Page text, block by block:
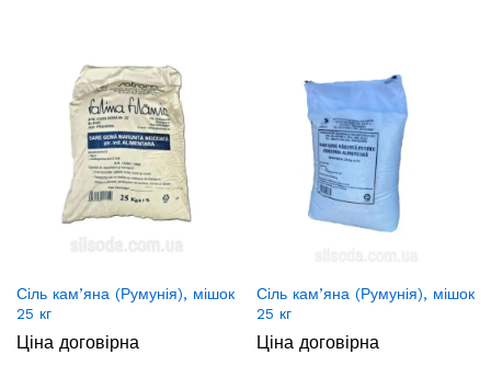
Сіль кам’яна (Румунія), мішок
25 кг
Ціна договірна
Сіль кам’яна (Румунія), мішок
25 кг
Ціна договірна